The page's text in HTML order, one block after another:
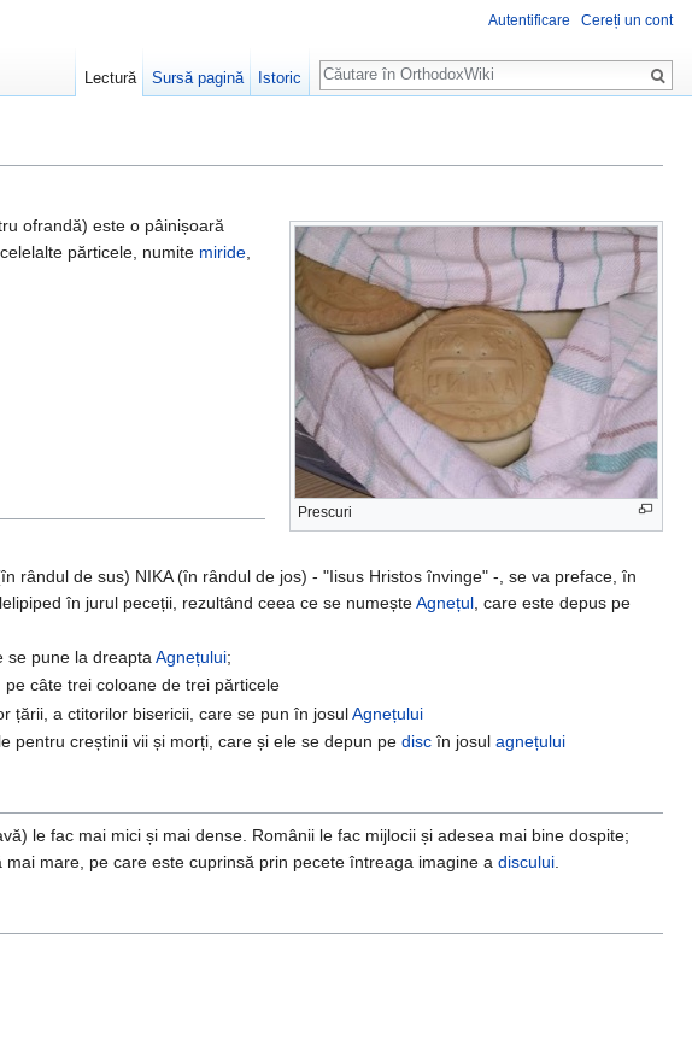
Prescuri
ofrandă) este o pâinișoară
părticele, numite miride
rândul de sus) NIKA (în rândul de jos) - "Iisus Hristos învinge" -, se va preface, în
în jurul peceții, rezultând ceea ce se numeșteAgnețul , care este depus pe
se pune la dreaptaAgnețului;
câte trei coloane de trei părticele
țării, a ctitorilor bisericii, care se pun în josulAgnețului
pentru creștinii vii și morți, care și ele se depun pedisc în josulagnețului
le fac mai mici și mai dense. Românii le fac mijlocii și adesea mai bine dospite;
mare, pe care este cuprinsă prin pecete întreaga imagine a discului.
Autentificare Cereți un cont
Lectură Sursă pagină Istoric
Căutare